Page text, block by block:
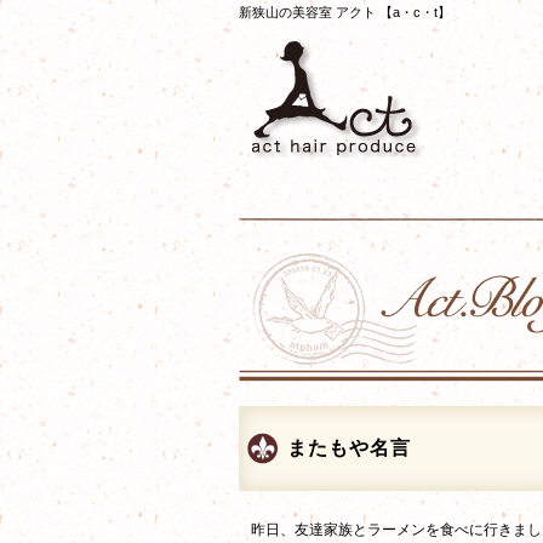
新狭山の美容室 アクト 【a・c・t】
またもや名言
昨日、友達家族とラーメンを食べに行きま